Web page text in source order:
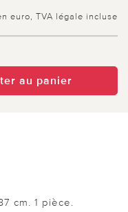
euro, TVA légale incluse
au panier
cm. 1 pièce.